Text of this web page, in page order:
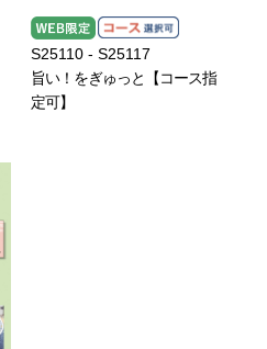
S25110 - S25117
旨い！をぎゅっと【コース指
定可】